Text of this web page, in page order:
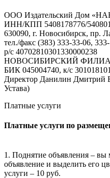
ООО Издательский Дом
ИНН/КПП 5408178776/
630090, г. Новосибирск, пр.
тел./факс (383) 333-33-06,
р/с 40702810301330000238
НОВОСИБИРСКИЙ
БИК 045004740, к/с
Директор Данилин Дмитрий
Устава)
Платные услуги
Платные услуги по
1. Поднятие объявления – вы
объявление и выделить его
услуги – 10 руб.